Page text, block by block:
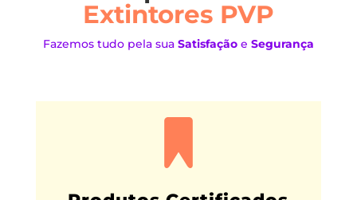
Extintores PVP
Fazemos tudo pela sua Satisfaçãoe Segurança